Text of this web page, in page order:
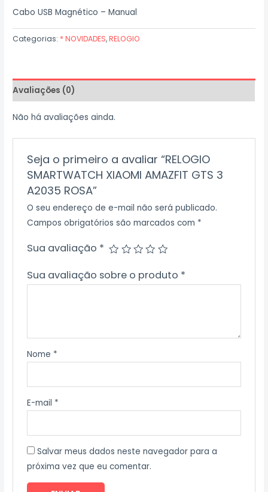
Cabo USB Magnético – Manual
Categorias: * NOVIDADES,RELOGIO
Avaliações (0)
Não há avaliações ainda.
Seja o primeiro a avaliar “RELOGIO
SMARTWATCH XIAOMI AMAZFIT GTS 3
A2035 ROSA”
O seu endereço de e-mail não será publicado.
Campos obrigatórios são marcados com *
Sua avaliação *
Sua avaliação sobre o produto *
Nome *
E-mail *
Salvar meus dados neste navegador para a
próxima vez que eu comentar.